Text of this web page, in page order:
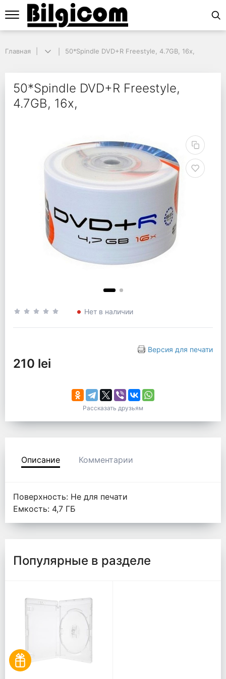
50*Spindle DVD+R Freestyle, 4.7GB, 16x,
Главная 50*Spindle DVD+R Freestyle, 4.7GB, 16x,
50*Spindle DVD+R Freestyle,
4.7GB, 16x,
Нет в наличии
Версия для печати
210 lei
Рассказать друзьям
Описание Комментарии
Поверхность: Не для печати
Емкость: 4,7 ГБ
Популярные в разделе